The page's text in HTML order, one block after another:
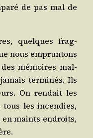
de pas mal de
quelques frag­
nous emprun­tons
mémoires mal­
ter­mi­nés. Ils
On ren­dait les
tous les incen­dies,
maints endroits,